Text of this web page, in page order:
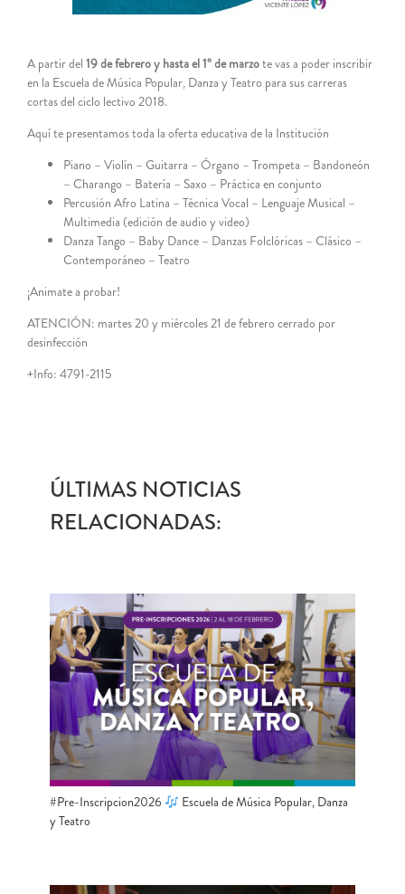
A partir del 19 de febrero y hasta el 1° de marzote vas a poder inscribir
en la Escuela de Música Popular, Danza y Teatro para sus carreras
cortas del ciclo lectivo 2018.
Aquí te presentamos toda la oferta educativa de la Institución
Piano – Violín – Guitarra – Órgano – Trompeta – Bandoneón
– Charango – Batería – Saxo – Práctica en conjunto
Percusión Afro Latina – Técnica Vocal – Lenguaje Musical –
Multimedia (edición de audio y video)
Danza Tango – Baby Dance – Danzas Folclóricas – Clásico –
Contemporáneo – Teatro
¡Animate a probar!
ATENCIÓN: martes 20 y miércoles 21 de febrero cerrado por
desinfección
+Info: 4791-2115
ÚLTIMAS NOTICIAS
RELACIONADAS:
#Pre-Inscripcion2026
Escuela de Música Popular, Danza
y Teatro